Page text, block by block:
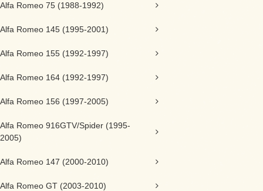
Alfa Romeo 75 (1988-1992)
Alfa Romeo 145 (1995-2001)
Alfa Romeo 155 (1992-1997)
Alfa Romeo 164 (1992-1997)
Alfa Romeo 156 (1997-2005)
Alfa Romeo 916GTV/Spider (1995-
2005)
Alfa Romeo 147 (2000-2010)
Alfa Romeo GT (2003-2010)